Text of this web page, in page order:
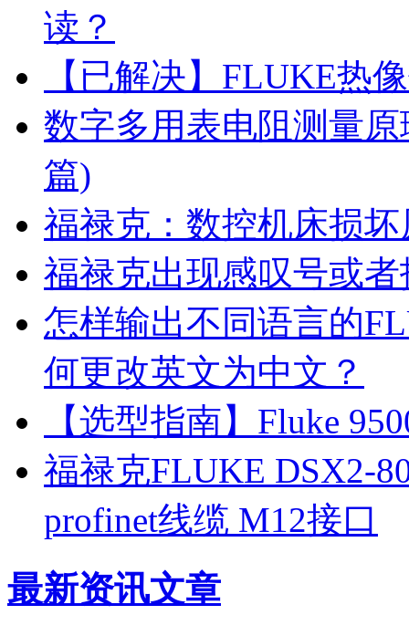
读？
【已解决】FLUKE热
数字多用表电阻测量
篇)
福禄克：数控机床损
福禄克出现感叹号或
怎样输出不同语言的
何更改英文为中文？
【选型指南】Fluke
福禄克FLUKE DSX2-
profinet线缆 M12接口
最新资讯文章